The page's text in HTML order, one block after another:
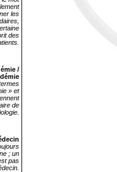
les
des
/
» et
de
; un
pas